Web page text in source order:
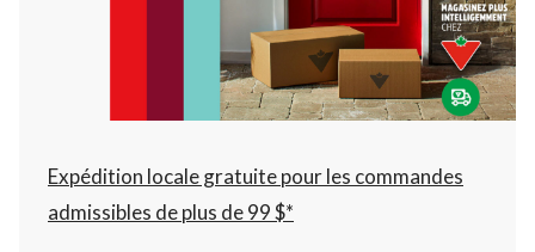
à
22:00
cliquer
pour
changer
Expédition locale gratuite pour les commandes
admissibles de plus de 99 $*